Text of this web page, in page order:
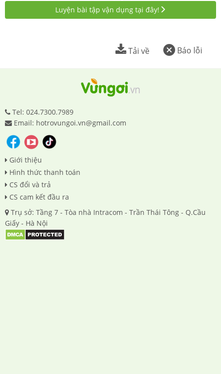
Luyện bài tập vận dụng tại đây!
Báo lỗi
Tải về
Tel: 024.7300.7989
Email: hotrovungoi.vn@gmail.com
Giới thiệu
Hình thức thanh toán
CS đổi và trả
CS cam kết đầu ra
Trụ sở: Tầng 7 - Tòa nhà Intracom - Trần Thái Tông - Q.Cầu
Giấy - Hà Nội